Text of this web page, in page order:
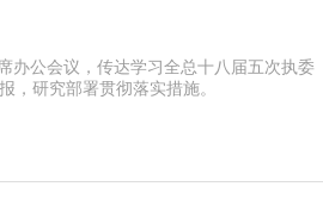
办公会议，传达学习全总十八届五次执委
，研究部署贯彻落实措施。